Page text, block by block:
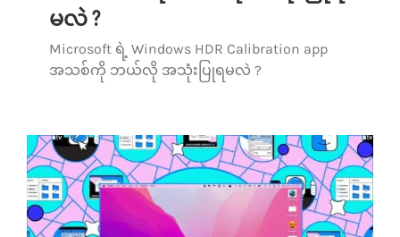
မလဲ ?
Microsoft ရဲ့ Windows HDR Calibration app
အသစ်ကို ဘယ်လို အသုံးပြုရမလဲ ?